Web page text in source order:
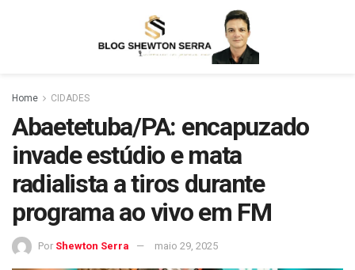
Home CIDADES
Abaetetuba/PA: encapuzado
invade estúdio e mata
radialista a tiros durante
programa ao vivo em FM
Por Shewton Serra maio 29, 2025